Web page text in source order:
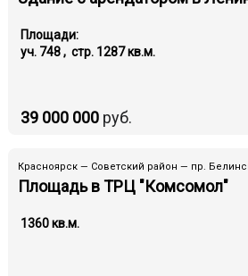
39 000 000руб.
Площади:
уч. 748 , стр. 1287 кв.м.
Красноярск — Советский район — пр.
Площадь в ТРЦ "Комсомол"
1360 кв.м.